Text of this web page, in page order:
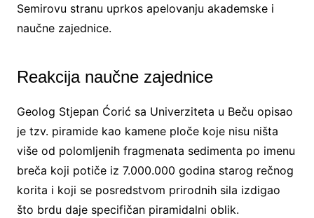
Semirovu stranu uprkos apelovanju akademske i
naučne zajednice.
Reakcija naučne zajednice
Geolog Stjepan Ćorić sa Univerziteta u Beču opisao
je tzv. piramide kao kamene ploče koje nisu ništa
više od polomljenih fragmenata sedimenta po imenu
breča koji potiče iz 7.000.000 godina starog rečnog
korita i koji se posredstvom prirodnih sila izdigao
što brdu daje specifičan piramidalni oblik.